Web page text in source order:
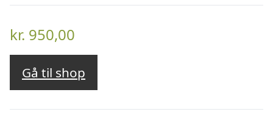
kr. 950,00
Gå til shop